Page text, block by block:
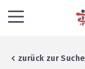
zurück zur Suche